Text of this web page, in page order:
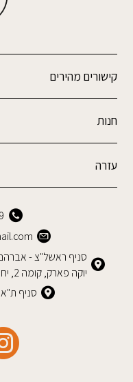
קישורים מהירים
חנות
עזרה
יוקה פארק, קומה 2, יחידה C202 (מול איקאה)
סניף ת"א -